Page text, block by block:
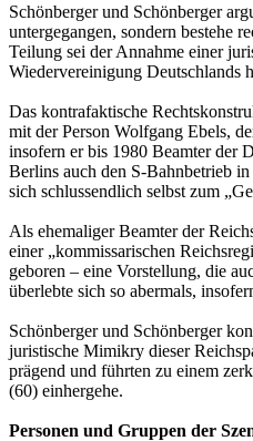
Schönberger und Schönberger
untergegangen, sondern bestehe
Teilung sei der Annahme einer
Wiedervereinigung Deutschlands
Das kontrafaktische
mit der Person Wolfgang Ebels,
insofern er bis 1980 Beamter der
Berlins auch den S-Bahnbetrieb
sich schlussendlich selbst zum
Als ehemaliger Beamter der
einer „kommissarischen
geboren – eine Vorstellung, die
überlebte sich so abermals,
Schönberger und Schönberger
juristische Mimikry dieser
prägend und führten zu einem
(60) einhergehe.
Personen und Gruppen der